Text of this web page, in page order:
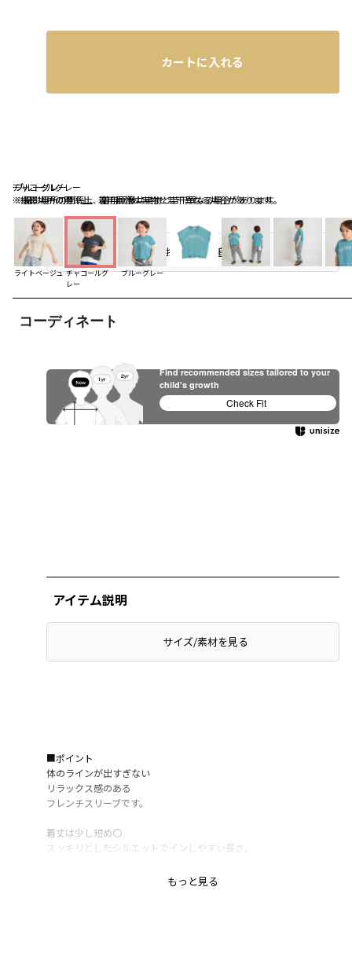
チャコールグレー
※撮影場所の関係上、着用画像は実物と若干異なる場合があります。
ブルーグレー
※撮影場所の関係上、着用画像は実物と若干異なる場合があります。
ブルーグレー
ライトベージュ チャコールグ
レー
ブルーグレー
コーディネート
カートに入れる
お気に入り追加
アイテム説明
サイズ/素材を見る
■ポイント
体のラインが出すぎない
リラックス感のある
フレンチスリーブです。
着丈は少し短め〇
スッキリとしたシルエットでインしやすい長さ。
もっと見る
Find recommended sizes tailored to your
child's growth
Check Fit